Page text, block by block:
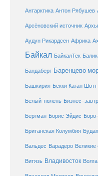
Антарктика Антон Рябушев
Арсёновский источник
Аудун Рикардсен Африка
Байкал БайкалТек
Бандаберг Баренцево
Башкирия Бекки Каган Шотт
Белый тюлень Бизнес-
Бергман Борис Эйдис
Британская Колумбия
Вальдес Варадеро Великие
Витязь Владивосток Волга